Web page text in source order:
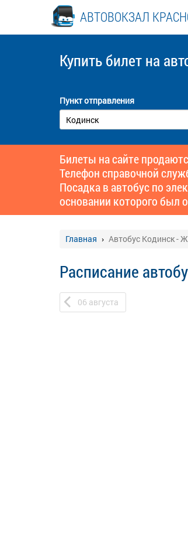
АВТОВОКЗАЛ
Купить билет на
Пункт отправления
Билеты на сайте
Телефон справочной
Посадка в автобус по
основании которого был
Главная Автобус Кодинск -
Расписание
06 августа